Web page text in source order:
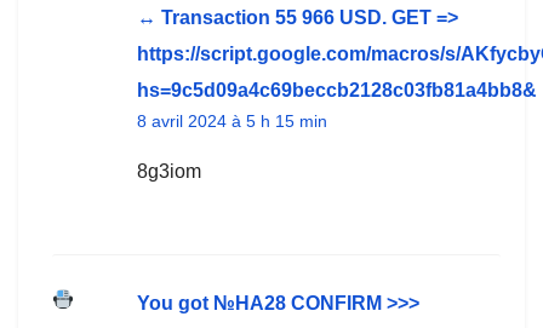
↔ Transaction 55 966 USD. GЕТ =>
https://script.google.com/macros/s/
8 avril 2024 à 5 h 15 min
8g3iom
You got №HA28 CONFIRM >>>